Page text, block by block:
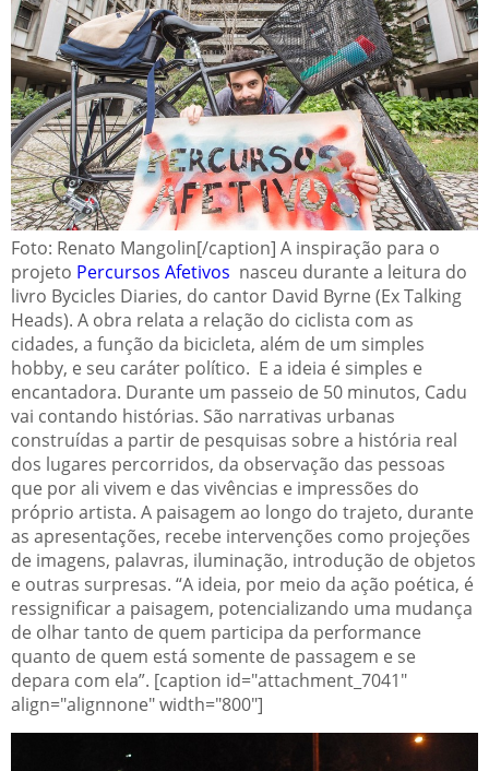
Foto: Renato Mangolin[/caption] A inspiração para o
projeto Percursos Afetivos nasceu durante a leitura do
livro Bycicles Diaries, do cantor David Byrne (Ex Talking
Heads). A obra relata a relação do ciclista com as
cidades, a função da bicicleta, além de um simples
hobby, e seu caráter político. E a ideia é simples e
encantadora. Durante um passeio de 50 minutos, Cadu
vai contando histórias. São narrativas urbanas
construídas a partir de pesquisas sobre a história real
dos lugares percorridos, da observação das pessoas
que por ali vivem e das vivências e impressões do
próprio artista. A paisagem ao longo do trajeto, durante
as apresentações, recebe intervenções como projeções
de imagens, palavras, iluminação, introdução de objetos
e outras surpresas. “A ideia, por meio da ação poética, é
ressignificar a paisagem, potencializando uma mudança
de olhar tanto de quem participa da performance
quanto de quem está somente de passagem e se
depara com ela”. [caption id="attachment_7041"
align="alignnone" width="800"]